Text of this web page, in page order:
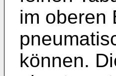
im oberen
können.